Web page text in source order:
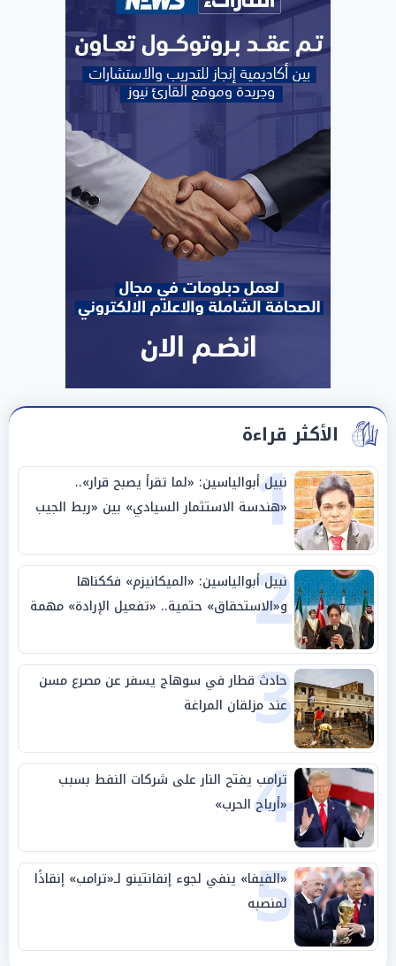
الأكثر قراءة
1
نبيل أبوالياسين: «لما تقرأ يصبح قرار»..
«هندسة الاستثمار السيادي» بين «ربط الجيب
بالوطن» و«سيادة الكلمة»
2
نبيل أبوالياسين: «الميكانيزم» فككناها
و«الاستحقاق» حتمية.. «تفعيل الإرادة» مهمة
الجامعة العربية
3
حادث قطار في سوهاج يسفر عن مصرع مسن
عند مزلقان المراغة
4
ترامب يفتح النار على شركات النفط بسبب
«أرباح الحرب»
5
«الفيفا» ينفي لجوء إنفانتينو لـ«ترامب» إنقاذًا
لمنصبه